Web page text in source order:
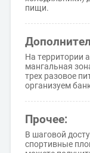
пищи.
На территории
мангальная
трех разовое
организуем
Прочее:
В шаговой
спортивные